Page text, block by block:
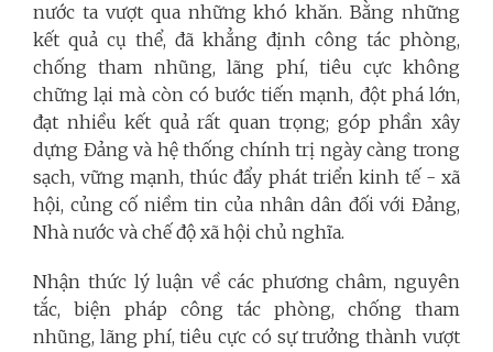
nước ta vượt qua những khó khăn. Bằng những
kết quả cụ thể, đã khẳng định công tác phòng,
chống tham nhũng, lãng phí, tiêu cực không
chững lại mà còn có bước tiến mạnh, đột phá lớn,
đạt nhiều kết quả rất quan trọng; góp phần xây
dựng Đảng và hệ thống chính trị ngày càng trong
sạch, vững mạnh, thúc đẩy phát triển kinh tế - xã
hội, củng cố niềm tin của nhân dân đối với Đảng,
Nhà nước và chế độ xã hội chủ nghĩa.
Nhận thức lý luận về các phương châm, nguyên
tắc, biện pháp công tác phòng, chống tham
nhũng, lãng phí, tiêu cực có sự trưởng thành vượt